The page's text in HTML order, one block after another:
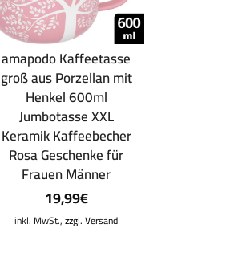
amapodo Kaffeetasse
groß aus Porzellan mit
Henkel 600ml
Jumbotasse XXL
Keramik Kaffeebecher
Rosa Geschenke für
Frauen Männer
19,99€
inkl. MwSt.,zzgl. Versand